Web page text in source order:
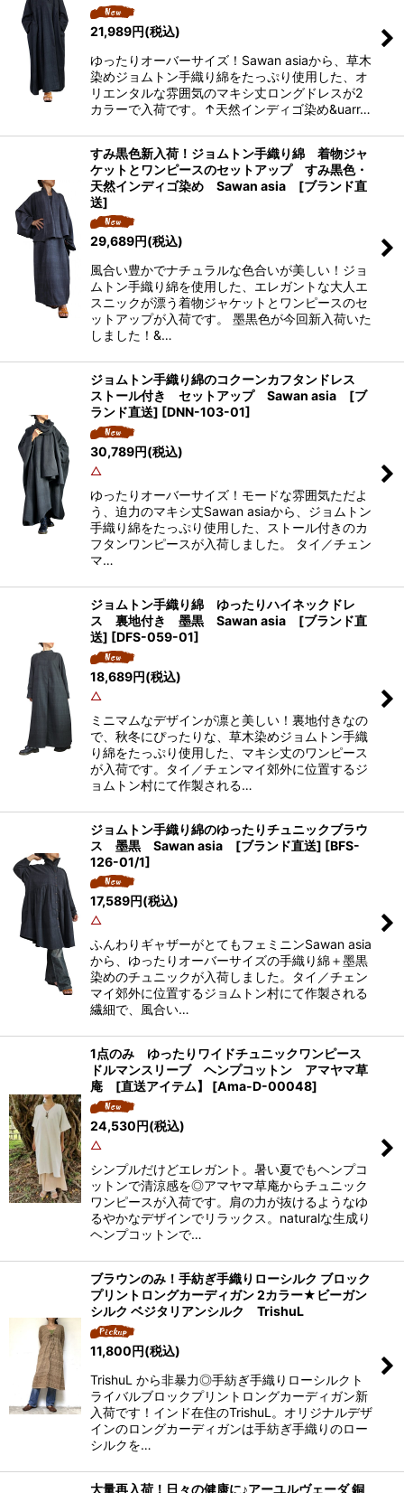
21,989円(税込)
ゆったりオーバーサイズ！Sawan asiaから、草木
染めジョムトン手織り綿をたっぷり使用した、オ
リエンタルな雰囲気のマキシ丈ロングドレスが2
カラーで入荷です。↑天然インディゴ染め&uarr…
すみ黒色新入荷！ジョムトン手織り綿 着物ジャ
ケットとワンピースのセットアップ すみ黒色・
天然インディゴ染め Sawan asia [ブランド直
送]
29,689円(税込)
風合い豊かでナチュラルな色合いが美しい！ジョ
ムトン手織り綿を使用した、エレガントな大人エ
スニックが漂う着物ジャケットとワンピースのセ
ットアップが入荷です。 墨黒色が今回新入荷いた
しました！&…
ジョムトン手織り綿のコクーンカフタンドレス
ストール付き セットアップ Sawan asia [ブ
ランド直送] [DNN-103-01]
30,789円(税込)
△
ゆったりオーバーサイズ！モードな雰囲気ただよ
う、迫力のマキシ丈Sawan asiaから、ジョムトン
手織り綿をたっぷり使用した、ストール付きのカ
フタンワンピースが入荷しました。 タイ／チェン
マ…
ジョムトン手織り綿 ゆったりハイネックドレ
ス 裏地付き 墨黒 Sawan asia [ブランド直
送] [DFS-059-01]
18,689円(税込)
△
ミニマムなデザインが凛と美しい！裏地付きなの
で、秋冬にぴったりな、草木染めジョムトン手織
り綿をたっぷり使用した、マキシ丈のワンピース
が入荷です。タイ／チェンマイ郊外に位置するジ
ョムトン村にて作製される…
ジョムトン手織り綿のゆったりチュニックブラウ
ス 墨黒 Sawan asia [ブランド直送] [BFS-
126-01/1]
17,589円(税込)
△
ふんわりギャザーがとてもフェミニンSawan asia
から、ゆったりオーバーサイズの手織り綿＋墨黒
染めのチュニックが入荷しました。タイ／チェン
マイ郊外に位置するジョムトン村にて作製される
繊細で、風合い…
1点のみ ゆったりワイドチュニックワンピース
ドルマンスリーブ ヘンプコットン アマヤマ草
庵 [直送アイテム】
[Ama-D-00048]
24,530円(税込)
△
シンプルだけどエレガント。暑い夏でもヘンプコ
ットンで清涼感を◎アマヤマ草庵からチュニック
ワンピースが入荷です。肩の力が抜けるようなゆ
るやかなデザインでリラックス。naturalな生成り
ヘンプコットンで…
ブラウンのみ！手紡ぎ手織りローシルク ブロック
プリントロングカーディガン 2カラー★ビーガン
シルク ベジタリアンシルク TrishuL
11,800円(税込)
TrishuL から非暴力◎手紡ぎ手織りローシルクト
ライバルブロックプリントロングカーディガン新
入荷です！インド在住のTrishuL。オリジナルデザ
インのロングカーディガンは手紡ぎ手織りのロー
シルクを…
大量再入荷！日々の健康に♪アーユルヴェーダ 銅